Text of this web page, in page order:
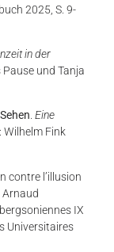
2025, S. 9-
in der
und Tanja
. Eine
Wilhelm Fink
contre l’illusion
Arnaud
IX
Universitaires